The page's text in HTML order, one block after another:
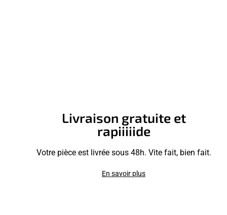
Livraison gratuite et
rapiiiiide
Votre pièce est livrée sous 48h. Vite fait, bien fait.
En savoir plus